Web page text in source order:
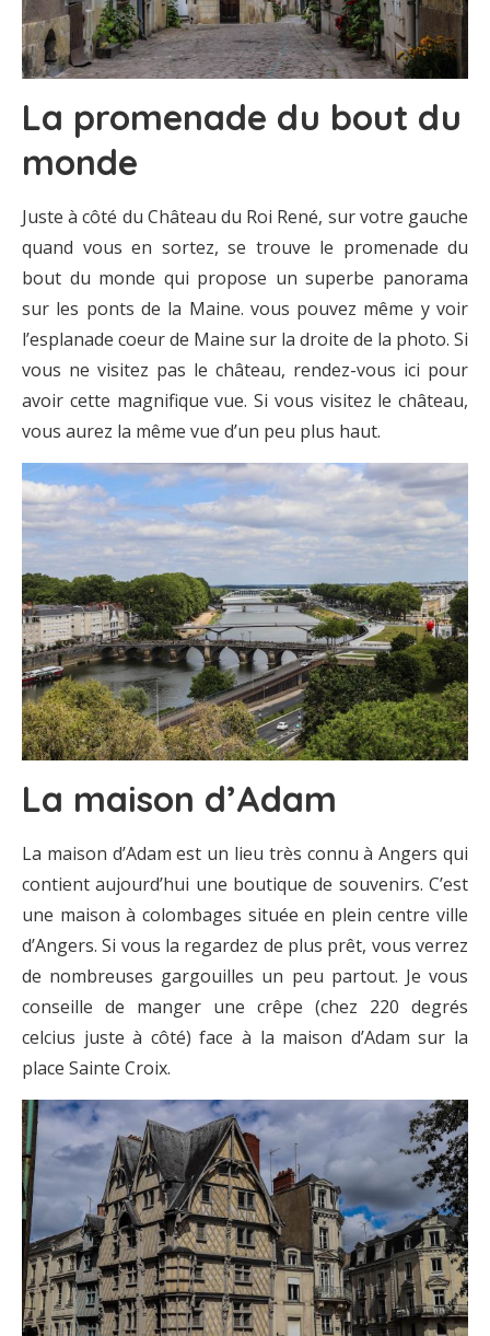
La promenade du bout du
monde
Juste à côté du Château du Roi René, sur votre gauche
quand vous en sortez, se trouve le promenade du
bout du monde qui propose un superbe panorama
sur les ponts de la Maine. vous pouvez même y voir
l’esplanade coeur de Maine sur la droite de la photo. Si
vous ne visitez pas le château, rendez-vous ici pour
avoir cette magnifique vue. Si vous visitez le château,
vous aurez la même vue d’un peu plus haut.
La maison d’Adam
La maison d’Adam est un lieu très connu à Angers qui
contient aujourd’hui une boutique de souvenirs. C’est
une maison à colombages située en plein centre ville
d’Angers. Si vous la regardez de plus prêt, vous verrez
de nombreuses gargouilles un peu partout. Je vous
conseille de manger une crêpe (chez 220 degrés
celcius juste à côté) face à la maison d’Adam sur la
place Sainte Croix.